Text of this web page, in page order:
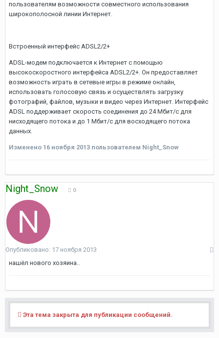
пользователям возможности совместного использования
широкополосной линии Интернет.
Встроенный интерфейс ADSL2/2+
ADSL-модем подключается к Интернет с помощью
высокоскоростного интерфейса ADSL2/2+. Он предоставляет
возможность играть в сетевые игры в режиме онлайн,
использовать голосовую связь и осуществлять загрузку
фотографий, файлов, музыки и видео через Интернет. Интерфейс
ADSL поддерживает скорость соединения до 24 Мбит/с для
нисходящего потока и до 1 Мбит/с для восходящего потока
данных.
Изменено 16 ноября 2013 пользователем Night_Snow
Night_Snow 0
Опубликовано: 17 ноября 2013
нашёл нового хозяина..
Эта тема закрыта для публикации сообщений.